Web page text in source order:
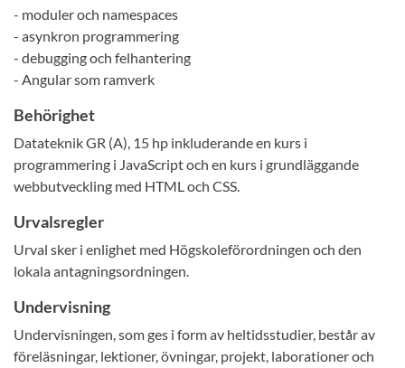
- moduler och namespaces
- asynkron programmering
- debugging och felhantering
- Angular som ramverk
Behörighet
Datateknik GR (A), 15 hp inkluderande en kurs i
programmering i JavaScript och en kurs i grundläggande
webbutveckling med HTML och CSS.
Urvalsregler
Urval sker i enlighet med Högskoleförordningen och den
lokala antagningsordningen.
Undervisning
Undervisningen, som ges i form av heltidsstudier, består av
föreläsningar, lektioner, övningar, projekt, laborationer och